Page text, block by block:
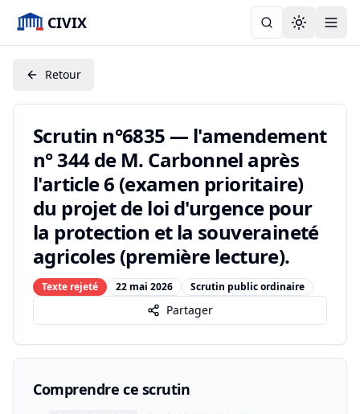
CIVIX Toggle
Retour
Scrutin n°6835 — l'amendement
n° 344 de M. Carbonnel après
l'article 6 (examen prioritaire)
du projet de loi d'urgence pour
la protection et la souveraineté
agricoles (première lecture).
Texte rejeté 22 mai 2026 Scrutin public ordinaire
Partager
Comprendre ce scrutin